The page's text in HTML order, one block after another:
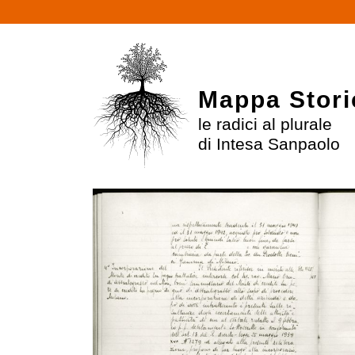
Mappa
le radici al plurale
di Intesa Sanpaolo